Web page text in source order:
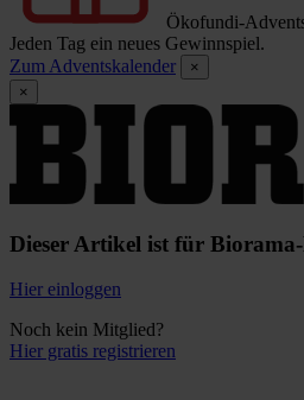
Ökofundi-
Jeden Tag ein neues Gewinnspiel.
Zum Adventskalender
×
×
Dieser Artikel ist für
Hier einloggen
Noch kein Mitglied?
Hier gratis registrieren